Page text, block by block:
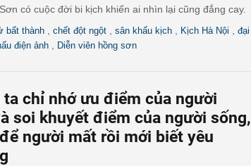
có cuộc đời bi kịch khiến ai nhìn lại cũng đắng cay.
bất thành chết đột ngột sân khấu kịch Kịch Hà Nội
đại
điện ảnh
Diễn viên hồng sơn
ta chỉ nhớ ưu điểm của người
soi khuyết điểm của người sống,
người mất rồi mới biết yêu